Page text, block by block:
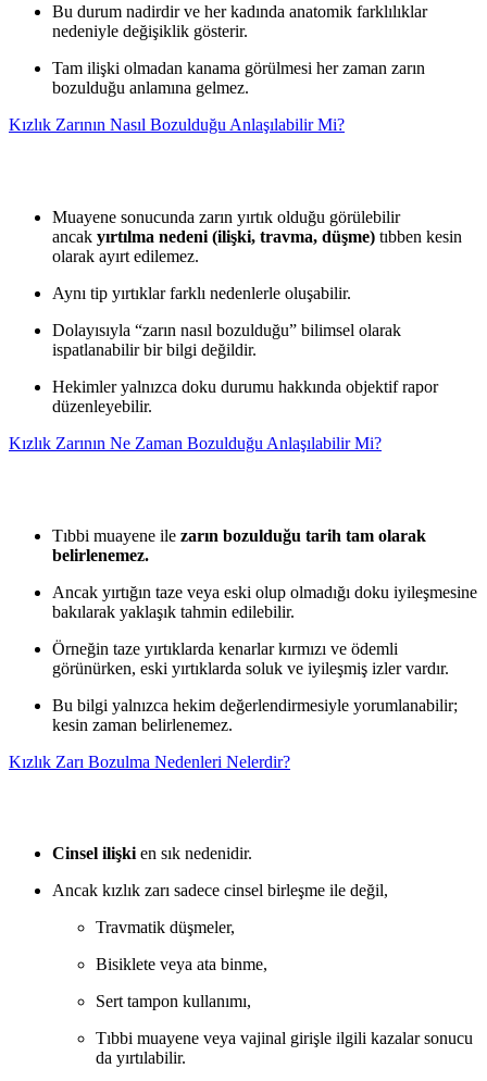
Bu durum nadirdir ve her kadında anatomik farklılıklar
nedeniyle değişiklik gösterir.
Tam ilişki olmadan kanama görülmesi her zaman zarın
bozulduğu anlamına gelmez.
Kızlık Zarının Nasıl Bozulduğu Anlaşılabilir Mi?
Muayene sonucunda zarın yırtık olduğu görülebilir
ancak yırtılma nedeni (ilişki, travma, düşme) tıbben kesin
olarak ayırt edilemez.
Aynı tip yırtıklar farklı nedenlerle oluşabilir.
Dolayısıyla “zarın nasıl bozulduğu” bilimsel olarak
ispatlanabilir bir bilgi değildir.
Hekimler yalnızca doku durumu hakkında objektif rapor
düzenleyebilir.
Kızlık Zarının Ne Zaman Bozulduğu Anlaşılabilir Mi?
Tıbbi muayene ile zarın bozulduğu tarih tam olarak
belirlenemez.
Ancak yırtığın taze veya eski olup olmadığı doku iyileşmesine
bakılarak yaklaşık tahmin edilebilir.
Örneğin taze yırtıklarda kenarlar kırmızı ve ödemli
görünürken, eski yırtıklarda soluk ve iyileşmiş izler vardır.
Bu bilgi yalnızca hekim değerlendirmesiyle yorumlanabilir;
kesin zaman belirlenemez.
Kızlık Zarı Bozulma Nedenleri Nelerdir?
Cinsel ilişki en sık nedenidir.
Ancak kızlık zarı sadece cinsel birleşme ile değil,
Travmatik düşmeler,
Bisiklete veya ata binme,
Sert tampon kullanımı,
Tıbbi muayene veya vajinal girişle ilgili kazalar sonucu
da yırtılabilir.